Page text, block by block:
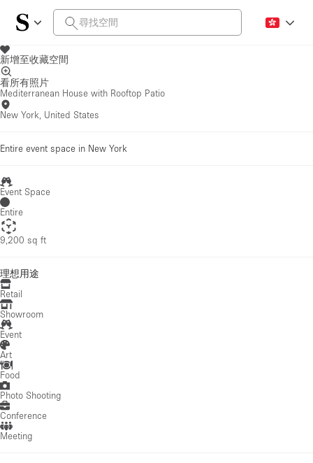
新增至收藏空間
看所有照片
Mediterranean House with Rooftop Patio
New York, United States
Entire event space in New York
Event Space
Entire
9,200 sq ft
理想用途
Retail
Showroom
Event
Art
Food
Photo Shooting
Conference
Meeting